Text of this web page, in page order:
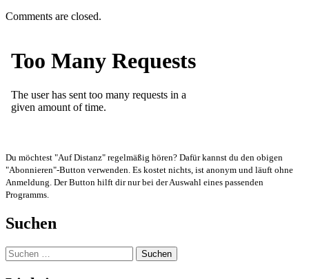
Comments are closed.
Du möchtest "Auf Distanz" regelmäßig hören? Dafür kannst du den obigen
"Abonnieren"-Button verwenden. Es kostet nichts, ist anonym und läuft ohne
Anmeldung. Der Button hilft dir nur bei der Auswahl eines passenden
Programms.
Suchen
Suchen
nach: